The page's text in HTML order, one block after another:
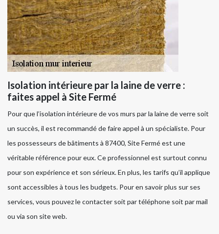
Isolation intérieure par la laine de verre :
faites appel à Site Fermé
Pour que l’isolation intérieure de vos murs par la laine de verre soit
un succès, il est recommandé de faire appel à un spécialiste. Pour
les possesseurs de bâtiments à 87400, Site Fermé est une
véritable référence pour eux. Ce professionnel est surtout connu
pour son expérience et son sérieux. En plus, les tarifs qu’il applique
sont accessibles à tous les budgets. Pour en savoir plus sur ses
services, vous pouvez le contacter soit par téléphone soit par mail
ou via son site web.